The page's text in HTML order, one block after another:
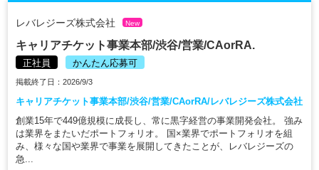
レバレジーズ株式会社 New
キャリアチケット事業本部/渋谷/営業/CAorRA.
正社員 かんたん応募可
掲載終了日：2026/9/3
キャリアチケット事業本部/渋谷/営業/CAorRA/レバレジーズ株式会社
創業15年で449億規模に成長し、常に黒字経営の事業開発会社。 強み
は業界をまたいだポートフォリオ。 国×業界でポートフォリオを組
み、様々な国や業界で事業を展開してきたことが、レバレジーズの
急...